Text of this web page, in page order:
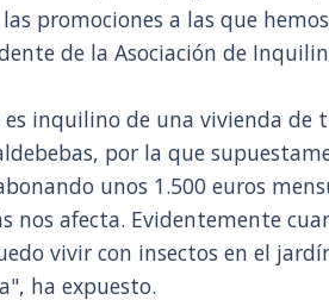
promociones a las que
de la Asociación de
inquilino de una vivienda de
por la que
unos 1.500 euros
nos afecta. Evidentemente
vivir con insectos en el
ha expuesto.